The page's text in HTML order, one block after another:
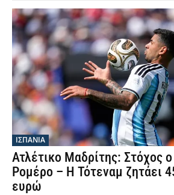
ΙΣΠΑΝΙΑ
Ατλέτικο Μαδρίτης: Στόχος ο
Ρομέρο – Η Τότεναμ ζητάει
ευρώ